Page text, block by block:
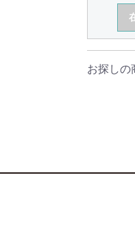
お探しの